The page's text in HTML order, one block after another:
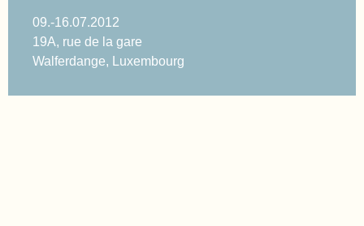
09.-16.07.2012
19A, rue de la gare
Walferdange, Luxembourg